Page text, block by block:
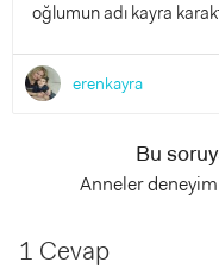
oğlumun adı kayra
erenkayra
Bu
Anneler
1 Cevap